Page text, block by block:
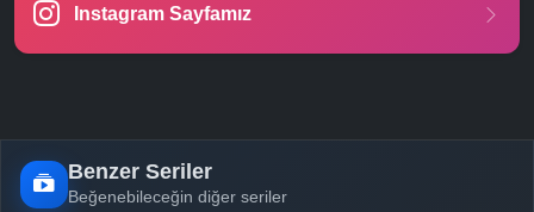
Instagram Sayfamız
Benzer Seriler
Beğenebileceğin diğer seriler